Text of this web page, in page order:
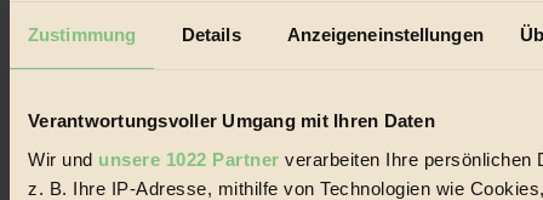
Zustimmung Details Anzeigeneinstellungen
Verantwortungsvoller Umgang mit Ihren Daten
Wir und unsere 1022 Partner verarbeiten Ihre persönlichen
z. B. Ihre IP-Adresse, mithilfe von Technologien wie
Freilandhühnerbetrieb vorbeischauen.
Mitteleuropa inziwschen oft zu Hause.
Entleerung voll wieder zu dir zurückkommen.